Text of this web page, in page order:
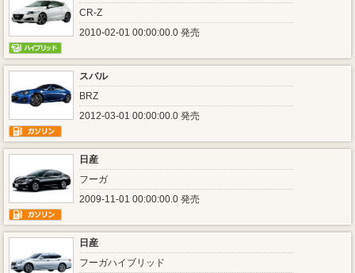
CR-Z
2010-02-01 00:00:00.0 発売
スバル
BRZ
2012-03-01 00:00:00.0 発売
日産
フーガ
2009-11-01 00:00:00.0 発売
日産
フーガハイブリッド